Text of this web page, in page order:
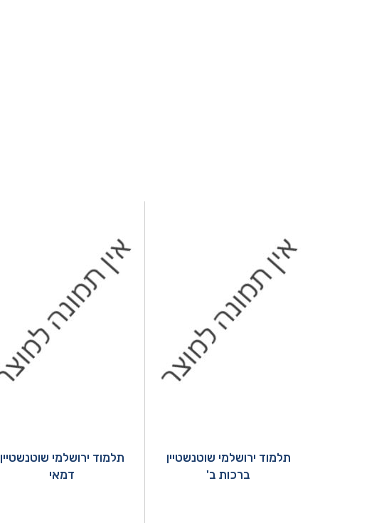
תלמוד ירושלמי שוטנשטיין
ברכות ב'
תלמוד ירושלמי שוטנשטיין
דמאי